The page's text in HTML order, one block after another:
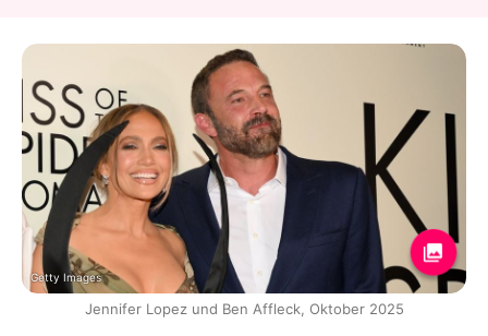
Getty Images
Jennifer Lopez und Ben Affleck, Oktober 2025